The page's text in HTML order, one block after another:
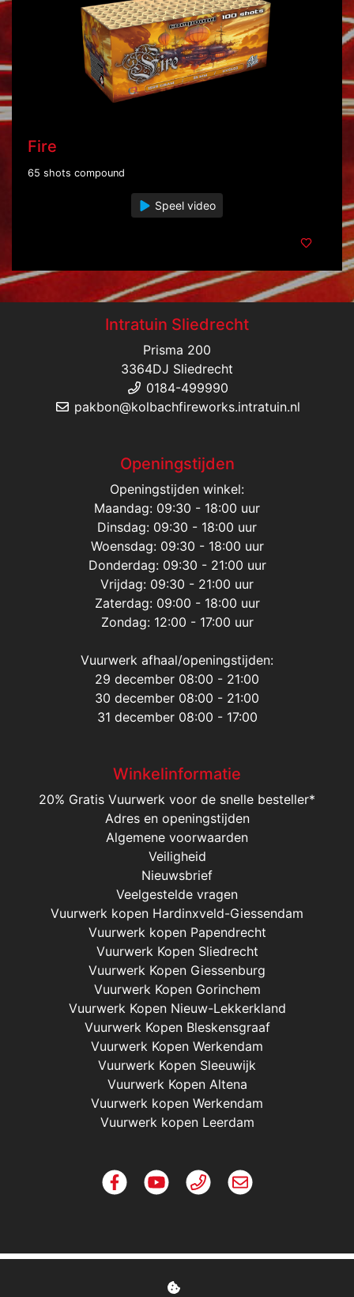
Fire
65 shots compound
Speel video
Intratuin Sliedrecht
Prisma 200
3364DJ Sliedrecht
0184-499990
pakbon@kolbachfireworks.intratuin.nl
Openingstijden
Openingstijden winkel:
Maandag: 09:30 - 18:00 uur
Dinsdag: 09:30 - 18:00 uur
Woensdag: 09:30 - 18:00 uur
Donderdag: 09:30 - 21:00 uur
Vrijdag: 09:30 - 21:00 uur
Zaterdag: 09:00 - 18:00 uur
Zondag: 12:00 - 17:00 uur
Vuurwerk afhaal/openingstijden:
29 december 08:00 - 21:00
30 december 08:00 - 21:00
31 december 08:00 - 17:00
Winkelinformatie
20% Gratis Vuurwerk voor de snelle besteller*
Adres en openingstijden
Algemene voorwaarden
Veiligheid
Nieuwsbrief
Veelgestelde vragen
Vuurwerk kopen Hardinxveld-Giessendam
Vuurwerk kopen Papendrecht
Vuurwerk Kopen Sliedrecht
Vuurwerk Kopen Giessenburg
Vuurwerk Kopen Gorinchem
Vuurwerk Kopen Nieuw-Lekkerkland
Vuurwerk Kopen Bleskensgraaf
Vuurwerk Kopen Werkendam
Vuurwerk Kopen Sleeuwijk
Vuurwerk Kopen Altena
Vuurwerk kopen Werkendam
Vuurwerk kopen Leerdam